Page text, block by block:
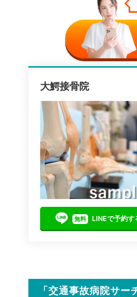
大鰐接骨院
無料 LINEで予約す
「交通事故病院サ